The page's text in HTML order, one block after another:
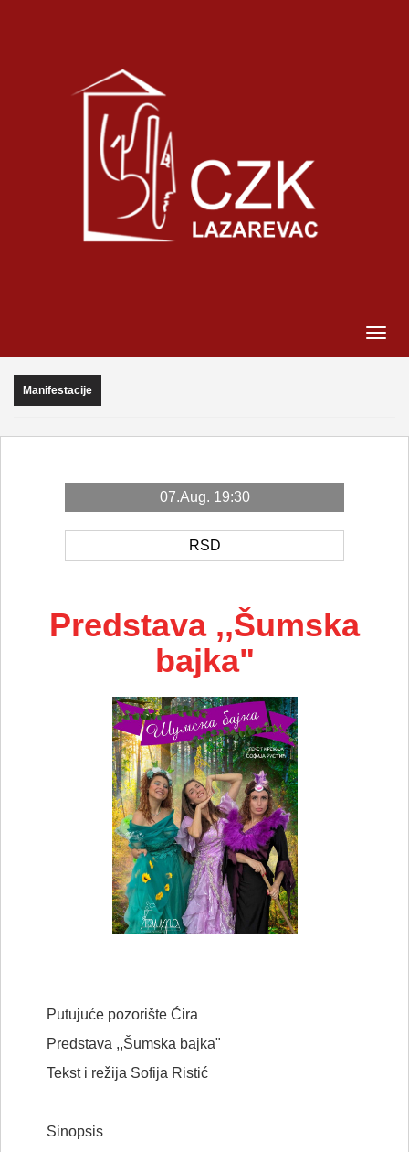
Manifestacije
07.Aug. 19:30
RSD
Predstava ,,Šumska
bajka"
Putujuće pozorište Ćira
Predstava ,,Šumska bajka"
Tekst i režija Sofija Ristić
Sinopsis